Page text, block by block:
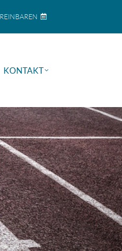
KONTAKT